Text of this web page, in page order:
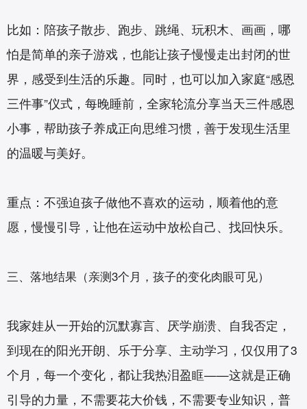
比如：陪孩子散步、跑步、跳绳、玩积木、画画，哪
怕是简单的亲子游戏，也能让孩子慢慢走出封闭的世
界，感受到生活的乐趣。同时，也可以加入家庭“感恩
三件事”仪式，每晚睡前，全家轮流分享当天三件感恩
小事，帮助孩子养成正向思维习惯，善于发现生活里
的温暖与美好。
重点：不强迫孩子做他不喜欢的运动，顺着他的意
愿，慢慢引导，让他在运动中放松自己、找回快乐。
三、落地结果（亲测3个月，孩子的变化肉眼可见）
我家娃从一开始的沉默寡言、厌学崩溃、自我否定，
到现在的阳光开朗、乐于分享、主动学习，仅仅用了3
个月，每一个变化，都让我热泪盈眶——这就是正确
引导的力量，不需要花大价钱，不需要专业知识，普